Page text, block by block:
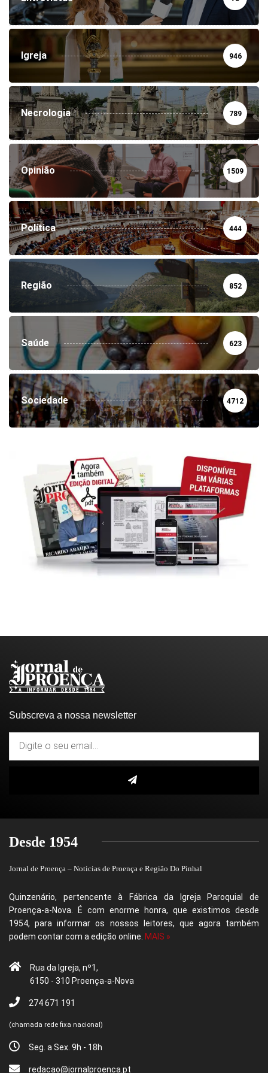
Igreja 946
Necrologia 789
Opinião 1509
Política 444
Região 852
Saúde 623
Sociedade 4712
Subscreva a nossa newsletter
Desde 1954
Jornal de Proença – Noticias de Proença e Região Do Pinhal
Quinzenário, pertencente à Fábrica da Igreja Paroquial de
Proença-a-Nova. É com enorme honra, que existimos desde
1954, para informar os nossos leitores, que agora também
podem contar com a edição online. MAIS »
Rua da Igreja, nº1,
6150 - 310 Proença-a-Nova
274 671 191
(chamada rede fixa nacional)
Seg. a Sex. 9h - 18h
redacao@jornalproenca.pt